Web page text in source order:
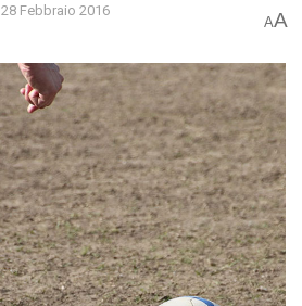
28 Febbraio 2016
AA